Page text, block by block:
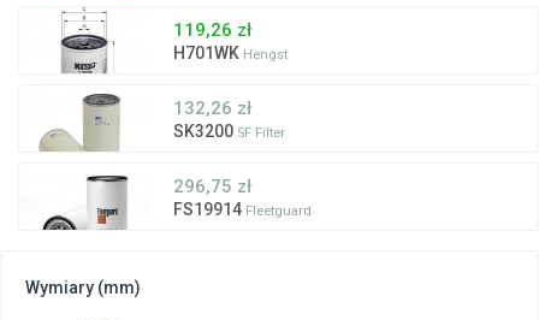
119,26 zł
H701WK Hengst
132,26 zł
SK3200 SF Filter
296,75 zł
FS19914 Fleetguard
Wymiary (mm)